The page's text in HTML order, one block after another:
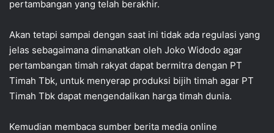
pertambangan yang telah berakhir.
Akan tetapi sampai dengan saat ini tidak ada regulasi yang
jelas sebagaimana dimanatkan oleh Joko Widodo agar
pertambangan timah rakyat dapat bermitra dengan PT
Timah Tbk, untuk menyerap produksi bijih timah agar PT
Timah Tbk dapat mengendalikan harga timah dunia.
Kemudian membaca sumber berita media online